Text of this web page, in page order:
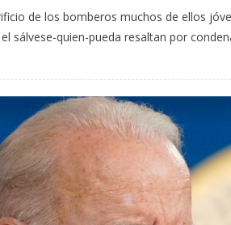
de los bomberos muchos de ellos
sálvese-quien-pueda resaltan por